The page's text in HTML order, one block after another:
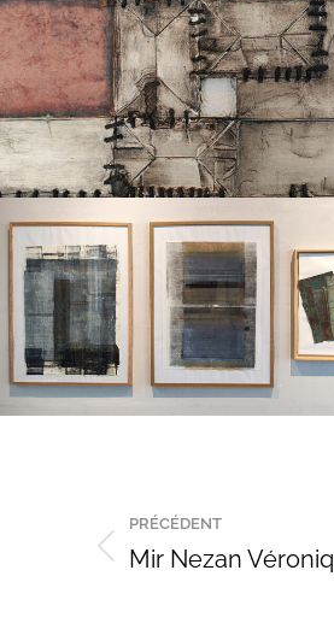
Navigation
de
PRÉCÉDENT
Onglet
Mir Nezan